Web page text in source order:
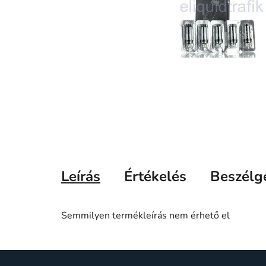
Leírás Értékelés
Semmilyen termékleírás nem érhető el